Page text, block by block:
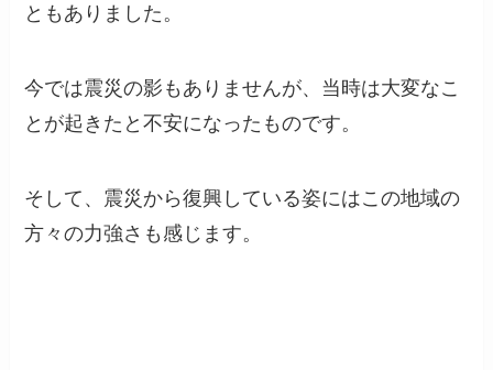
ともありました。
今では震災の影もありませんが、当時は大変なこ
とが起きたと不安になったものです。
そして、震災から復興している姿にはこの地域の
方々の力強さも感じます。